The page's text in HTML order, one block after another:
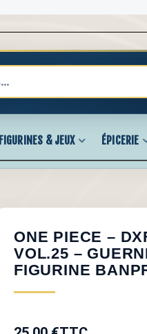
FIGURINES & JEUX ÉPICERIE
ONE PIECE –
VOL.25 –
FIGURINE